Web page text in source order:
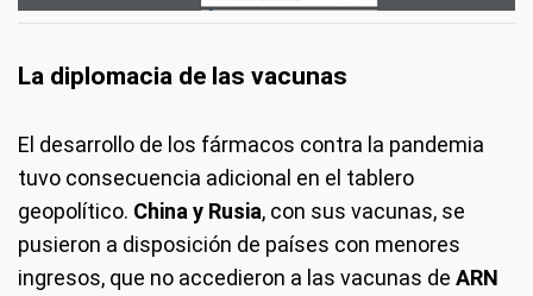
La diplomacia de las vacunas
El desarrollo de los fármacos contra la pandemia
tuvo consecuencia adicional en el tablero
geopolítico. China y Rusia, con sus vacunas, se
pusieron a disposición de países con menores
ingresos, que no accedieron a las vacunas de ARN